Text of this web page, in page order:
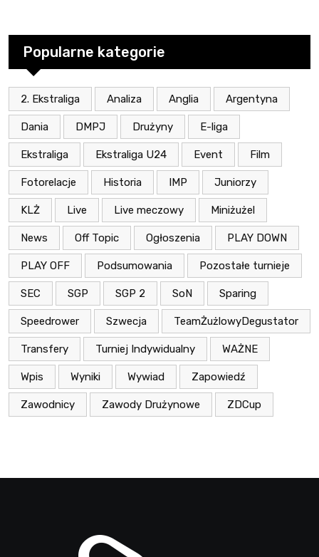
Popularne kategorie
2. Ekstraliga Analiza Anglia Argentyna
Dania DMPJ Drużyny E-liga
Ekstraliga Ekstraliga U24 Event Film
Fotorelacje Historia IMP Juniorzy
KLŻ Live Live meczowy Miniżużel
News Off Topic Ogłoszenia PLAY DOWN
PLAY OFF Podsumowania Pozostałe turnieje
SEC SGP SGP 2 SoN Sparing
Speedrower Szwecja TeamŻużlowyDegustator
Transfery Turniej Indywidualny WAŻNE
Wpis Wyniki Wywiad Zapowiedź
Zawodnicy Zawody Drużynowe ZDCup